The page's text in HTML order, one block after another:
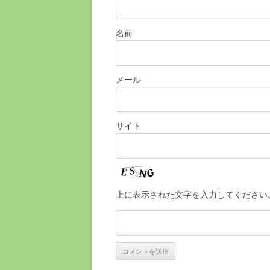
名前
メール
サイト
上に表示された文字を入力してください